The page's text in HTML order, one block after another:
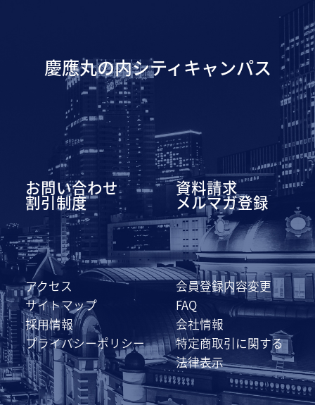
慶應丸の内シティキャンパス
お問い合わせ 資料請求
割引制度 メルマガ登録
アクセス
会員登録内容変更
サイトマップ
FAQ
採用情報
会社情報
プライバシーポリシー
特定商取引に関する
法律表示